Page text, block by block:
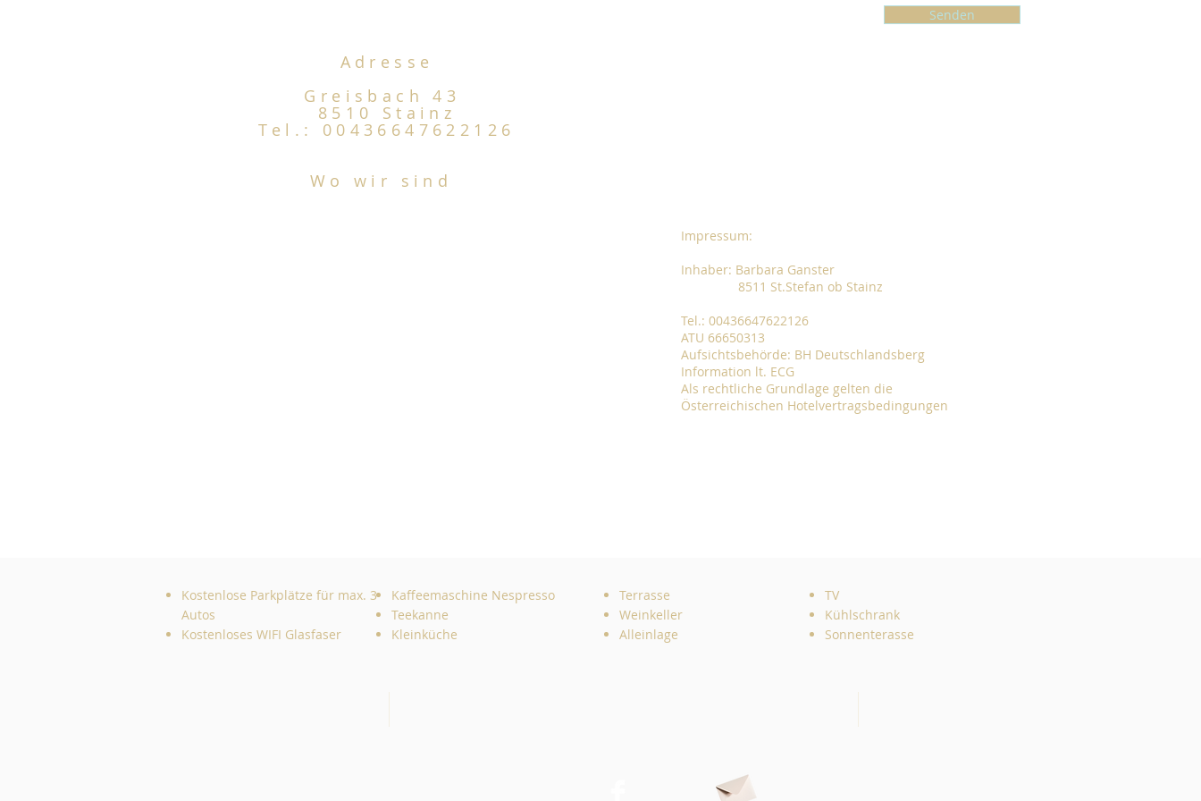
Senden
Adresse
Greisbach 43
8510 Stainz
Tel.: 00436647622126
Wo wir sind
Impressum:
Inhaber: Barbara Ganster
8511 St.Stefan ob Stainz
Tel.: 00436647622126
ATU 66650313
Aufsichtsbehörde: BH Deutschlandsberg
Information lt. ECG
Als rechtliche Grundlage gelten die
Österreichischen Hotelvertragsbedingungen
Kostenlose Parkplätze für max. 3
Autos
Kostenloses WIFI Glasfaser
Kaffeemaschine Nespresso
Teekanne
Kleinküche
Terrasse
Weinkeller
Alleinlage
TV
Kühlschrank
Sonnenterasse